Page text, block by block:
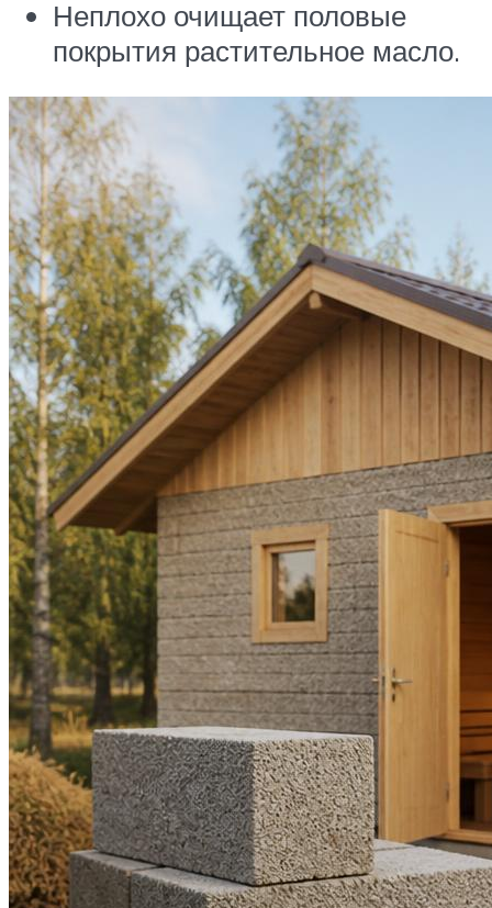
Неплохо очищает половые
покрытия растительное масло.